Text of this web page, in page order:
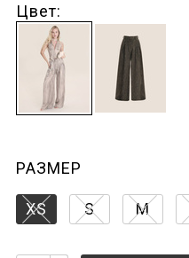
Цвет:
РАЗМЕР
XS S M